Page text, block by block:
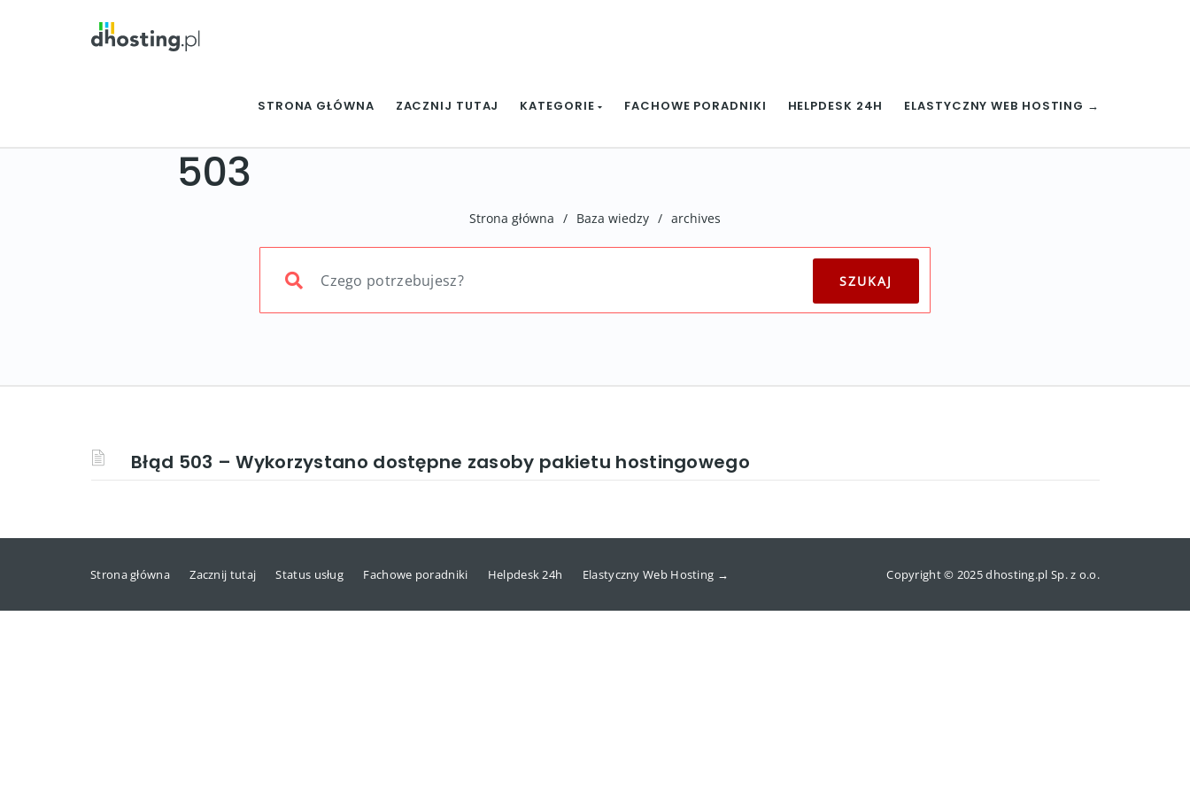
STRONA GŁÓWNA ZACZNIJ TUTAJ KATEGORIE FACHOWE PORADNIKI HELPDESK 24H ELASTYCZNY WEB HOSTING →
503
Strona główna / Baza wiedzy / archives
Błąd 503 – Wykorzystano dostępne zasoby pakietu hostingowego
Strona główna Zacznij tutaj Status usług Fachowe poradniki Helpdesk 24h Elastyczny Web Hosting → Copyright © 2025 dhosting.pl Sp. z o.o.